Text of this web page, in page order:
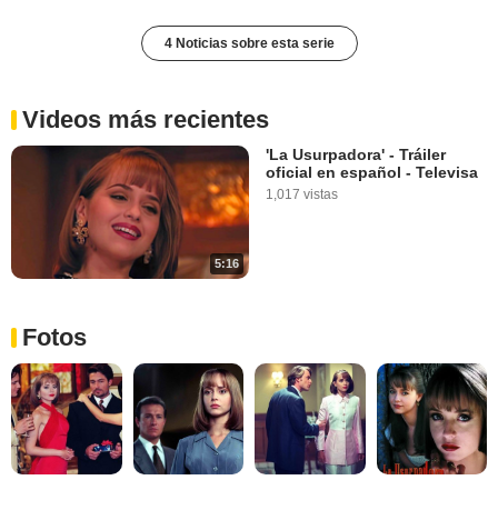
4 Noticias sobre esta serie
Videos más recientes
5:16
'La Usurpadora' - Tráiler
oficial en español - Televisa
1,017 vistas
Fotos